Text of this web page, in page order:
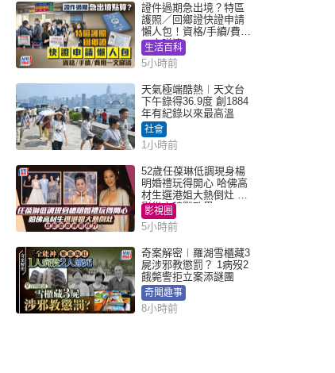
證件過期急出境？特區
護照／回鄉證快證申請
懶人包！資格/手續/費用
一文睇清
生活百科
5小時前
天氣極端酷熱︱天文台
下午錄得36.9度 創1884
年有紀錄以來最高溫
社會
1小時前
52歲任葆琳低調現身楊
明婚禮玩得開心 哈佛高
材生選港姐大熱倒灶 息
影從商轉戰政界
影視圈
5小時前
奇案解密︱羅湖雪櫃藏3
屍涉邪教懲罰？ 1病歿2
餓斃警拒立案添謎團
奇聞趣事
8小時前